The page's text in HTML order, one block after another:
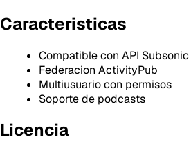
Caracteristicas
Compatible con API Subsonic
Federacion ActivityPub
Multiusuario con permisos
Soporte de podcasts
Licencia